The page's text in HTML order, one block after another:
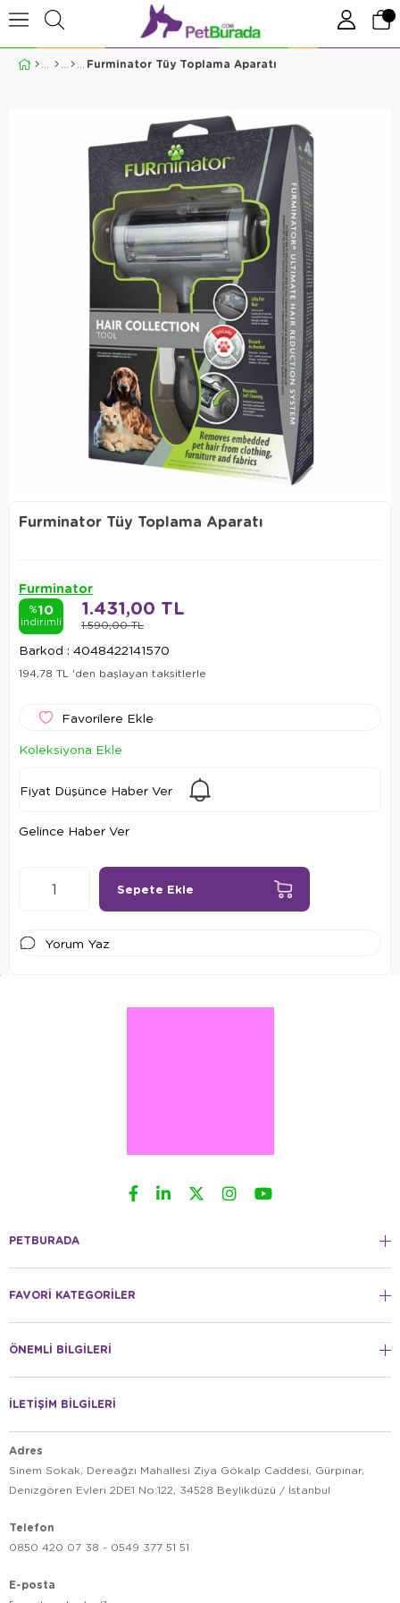
Furminator Tüy Toplama Aparatı
Furminator Tüy Toplama Aparatı
Furminator
%10
indirimli 1.590,00 TL
1.431,00 TL
Barkod : 4048422141570
194,78 TL 'den başlayan taksitlerle
Favorilere Ekle
Koleksiyona Ekle
Fiyat Düşünce Haber Ver
Gelince Haber Ver
Yorum Yaz
PETBURADA
FAVORİ KATEGORİLER
ÖNEMLİ BİLGİLERİ
İLETİŞİM BİLGİLERİ
Adres
Sinem Sokak, Dereağzı Mahallesi Ziya Gökalp Caddesi, Gürpınar,
Denizgören Evleri 2DE1 No:122, 34528 Beylikdüzü / İstanbul
Telefon
0850 420 07 38 - 0549 377 51 51
E-posta